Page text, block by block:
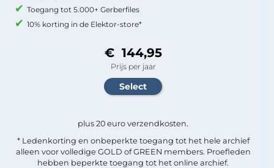
Toegang tot 5.000+ Gerberfiles
10% korting in de Elektor-store*
€ 144,95
Prijs per jaar
plus 20 euro verzendkosten.
* Ledenkorting en onbeperkte toegang tot het hele archief
alleen voor volledige GOLD of GREEN members. Proefleden
hebben beperkte toegang tot het online archief.